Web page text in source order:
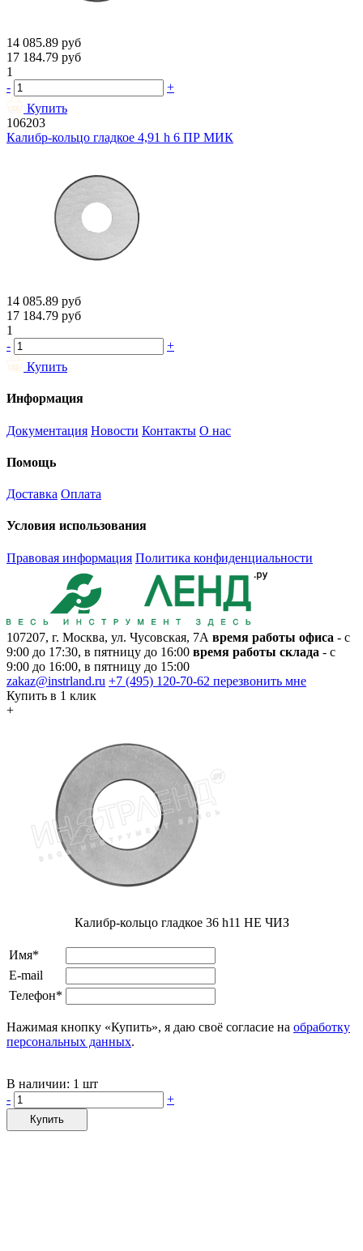
14 085.89 руб
17 184.79 руб
1
-
+
Купить
106203
Калибр-кольцо гладкое 4,91 h 6 ПР МИК
14 085.89 руб
17 184.79 руб
1
-
+
Купить
Информация
Документация Новости Контакты О нас
Помощь
Доставка Оплата
Условия использования
Правовая информация Политика конфиденциальности
107207, г. Москва, ул. Чусовская, 7А время работы офиса - с
9:00 до 17:30, в пятницу до 16:00 время работы склада - с
9:00 до 16:00, в пятницу до 15:00
zakaz@instrland.ru +7 (495) 120-70-62 перезвонить мне
Купить в 1 клик
+
Калибр-кольцо гладкое 36 h11 НЕ ЧИЗ
Имя*
E-mail
Телефон*
Нажимая кнопку «Купить», я даю своё согласие на обработку
персональных данных.
В наличии: 1 шт
-
+
Купить